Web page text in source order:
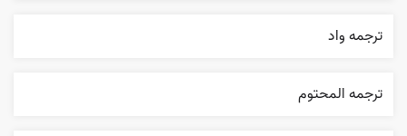
ترجمه واد
ترجمه المحتوم